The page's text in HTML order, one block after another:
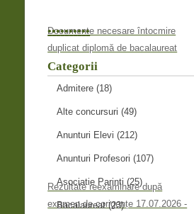
Documente necesare întocmire
duplicat diplomă de bacalaureat
Rezultate reexaminare după
examen de corigențe 17.07.2026 -
••••••••••
Categorii
Admitere (18)
Alte concursuri (49)
Anunturi Elevi (212)
Anunturi Profesori (107)
Asociatie Parinti (25)
Bacalaureat(23)